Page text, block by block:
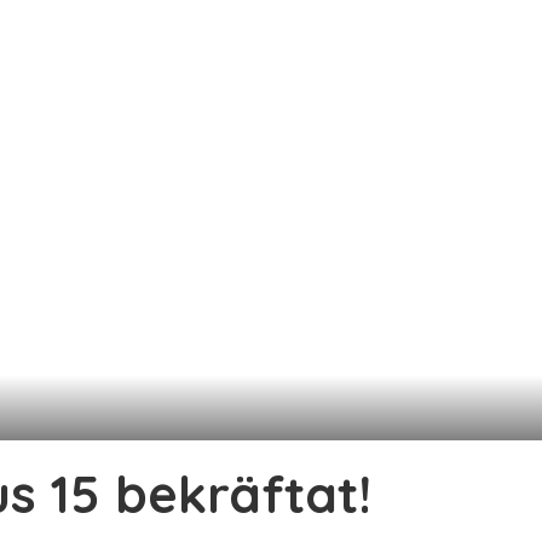
15 bekräftat!